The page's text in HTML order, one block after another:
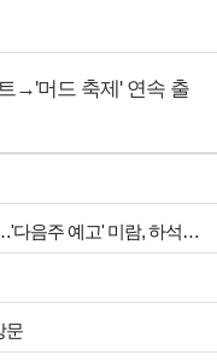
→'머드 축제' 연속 출
[종합] '사랑이 온다' 하니·박유나 갈등 폭발…'다음주 예고' 미람, 하석진 아들 의심
문